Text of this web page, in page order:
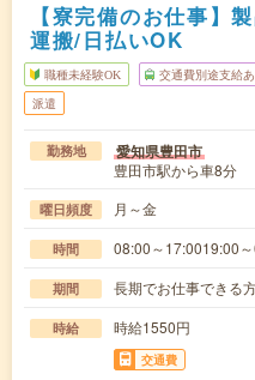
【寮完備のお仕事】
運搬/日払いOK
職種未経験OK 交通費別途支給あ
派遣
勤務地 愛知県豊田市
豊田市駅から車8分
曜日頻度 月～金
時間 08:00～17:0019:00
期間 長期でお仕事できる
時給 時給1550円
交通費